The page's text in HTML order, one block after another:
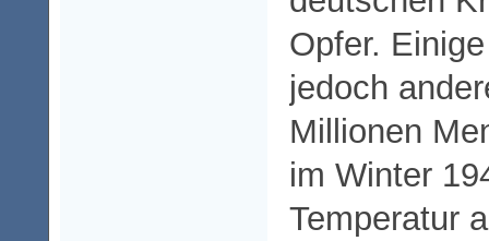
Opfer.
jedoch
Millionen
im Winter
Temperatur